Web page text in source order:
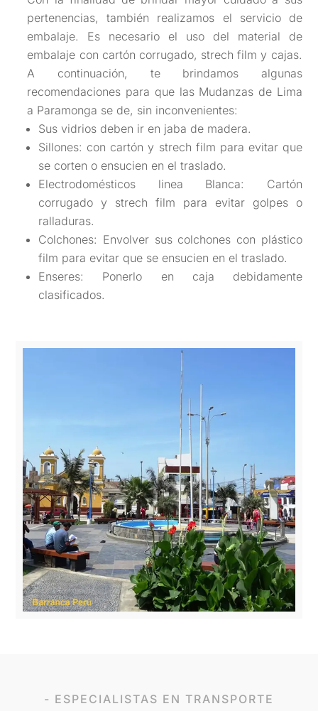
pertenencias, también realizamos el servicio de
embalaje. Es necesario el uso del material de
embalaje con cartón corrugado, strech film y cajas.
A continuación, te brindamos algunas
recomendaciones para que las Mudanzas de Lima
a Paramonga se de, sin inconvenientes:
Sus vidrios deben ir en jaba de madera.
Sillones: con cartón y strech film para evitar que
se corten o ensucien en el traslado.
Electrodomésticos linea Blanca: Cartón
corrugado y strech film para evitar golpes o
ralladuras.
Colchones: Envolver sus colchones con plástico
film para evitar que se ensucien en el traslado.
Enseres: Ponerlo en caja debidamente
clasificados.
- ESPECIALISTAS EN TRANSPORTE